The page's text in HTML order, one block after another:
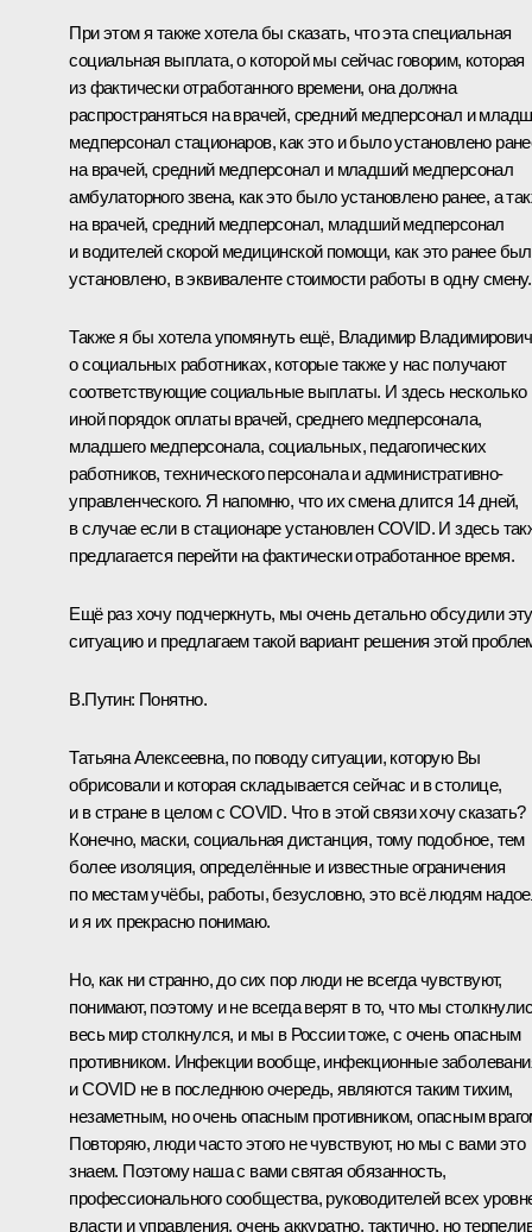
При этом я также хотела бы сказать, что эта специальная
социальная выплата, о которой мы сейчас говорим, которая
из фактически отработанного времени, она должна
распространяться на врачей, средний медперсонал и
медперсонал стационаров, как это и было установлено
на врачей, средний медперсонал и младший медперсонал
амбулаторного звена, как это было установлено ранее, а
на врачей, средний медперсонал, младший медперсонал
и водителей скорой медицинской помощи, как это ранее
установлено, в эквиваленте стоимости работы в одну смену.
Также я бы хотела упомянуть ещё, Владимир
о социальных работниках, которые также у нас получают
соответствующие социальные выплаты. И здесь несколько
иной порядок оплаты врачей, среднего медперсонала,
младшего медперсонала, социальных, педагогических
работников, технического персонала и административно-
управленческого. Я напомню, что их смена длится 14 дней,
в случае если в стационаре установлен COVID. И здесь
предлагается перейти на фактически отработанное время.
Ещё раз хочу подчеркнуть, мы очень детально обсудили эту
ситуацию и предлагаем такой вариант решения этой
В.Путин: Понятно.
Татьяна Алексеевна, по поводу ситуации, которую Вы
обрисовали и которая складывается сейчас и в столице,
и в стране в целом с COVID. Что в этой связи хочу сказать?
Конечно, маски, социальная дистанция, тому подобное, тем
более изоляция, определённые и известные ограничения
по местам учёбы, работы, безусловно, это всё людям
и я их прекрасно понимаю.
Но, как ни странно, до сих пор люди не всегда чувствуют,
понимают, поэтому и не всегда верят в то, что мы
весь мир столкнулся, и мы в России тоже, с очень опасным
противником. Инфекции вообще, инфекционные
и COVID не в последнюю очередь, являются таким тихим,
незаметным, но очень опасным противником, опасным
Повторяю, люди часто этого не чувствуют, но мы с вами это
знаем. Поэтому наша с вами святая обязанность,
профессионального сообщества, руководителей всех
власти и управления, очень аккуратно, тактично, но